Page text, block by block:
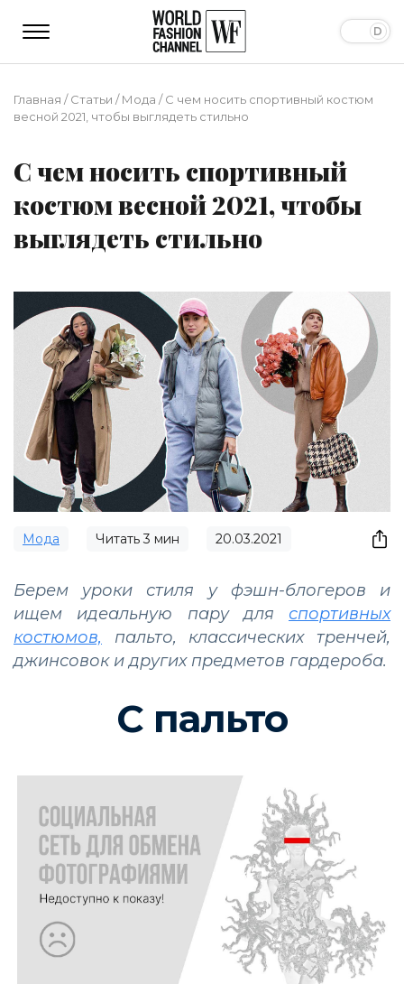
Главная /Статьи /Мода /С чем носить спортивный костюм
весной 2021, чтобы выглядеть стильно
С чем носить спортивный
костюм весной 2021, чтобы
выглядеть стильно
Мода Читать3 мин 20.03.2021
Берем уроки стиля у фэшн-блогеров и
ищем идеальную пару для спортивных
костюмов, пальто, классических тренчей,
джинсовок и других предметов гардероба.
С пальто